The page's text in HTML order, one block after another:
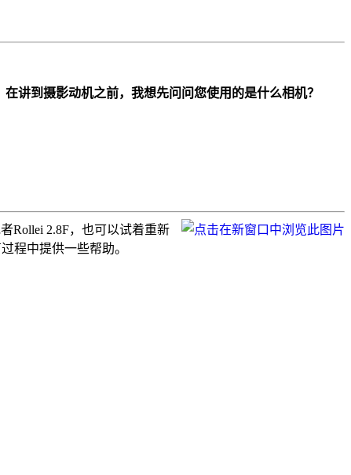
讲到摄影动机之前，我想先问­问您使用的是什么相机？
Rollei 2.8F，也可以试着重新
程中提供一些帮助。